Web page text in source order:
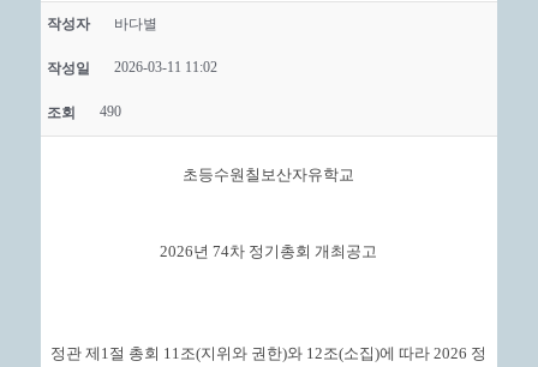
작성자 바다별
작성일 2026-03-11 11:02
조회 490
초등수원칠보산자유학교
2026년 74차 정기총회 개최공고
정관 제1절 총회 11조(지위와 권한)와 12조(소집)에 따라 2026 정